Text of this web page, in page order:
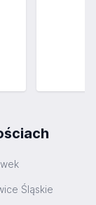
Śląskie